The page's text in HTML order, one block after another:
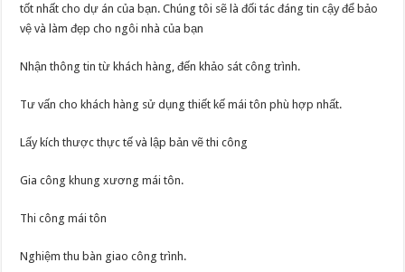
tốt nhất cho dự án của bạn. Chúng tôi sẽ là đối tác đáng tin cậy để bảo
vệ và làm đẹp cho ngôi nhà của bạn
Nhận thông tin từ khách hàng, đến khảo sát công trình.
Tư vấn cho khách hàng sử dụng thiết kế mái tôn phù hợp nhất.
Lấy kích thược thực tế và lập bản vẽ thi công
Gia công khung xương mái tôn.
Thi công mái tôn
Nghiệm thu bàn giao công trình.